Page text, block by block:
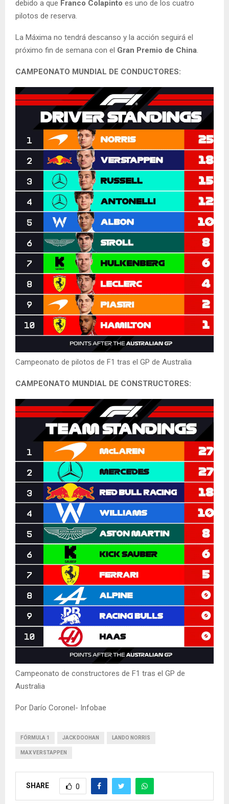
debido a que Franco Colapinto es uno de los cuatro
pilotos de reserva.
La Máxima no tendrá descanso y la acción seguirá el
próximo fin de semana con el Gran Premio de China.
CAMPEONATO MUNDIAL DE CONDUCTORES:
Campeonato de pilotos de F1 tras el GP de Australia
CAMPEONATO MUNDIAL DE CONSTRUCTORES:
Campeonato de constructores de F1 tras el GP de
Australia
Por Darío Coronel- Infobae
FÓRMULA 1 JACK DOOHAN LANDO NORRIS
MAX VERSTAPPEN
SHARE 0